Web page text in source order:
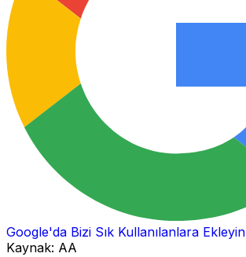
Google'da Bizi Sık Kullanılanlara Ekleyin
Kaynak: AA